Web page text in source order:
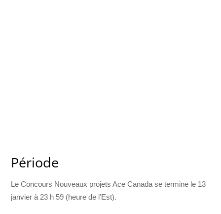
Période
Le Concours Nouveaux projets Ace Canada se termine le 13
janvier à 23 h 59 (heure de l’Est).